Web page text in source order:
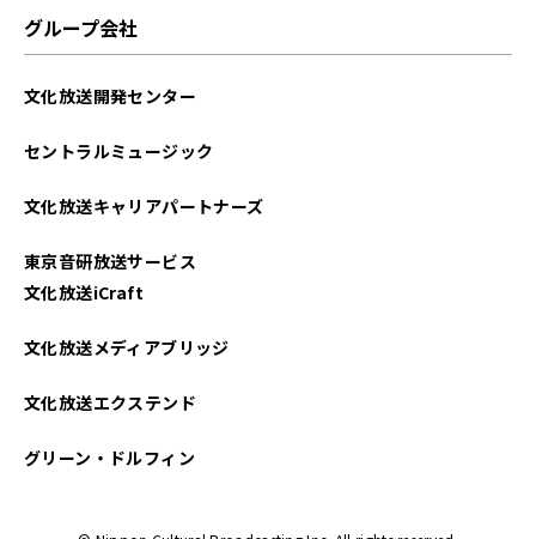
2025年04月
2024年11月
2024年10月
2024年09月
グループ会社
文化放送開発センター
セントラルミュージック
文化放送キャリアパートナーズ
東京音研放送サービス
文化放送iCraft
文化放送メディアブリッジ
文化放送エクステンド
グリーン・ドルフィン